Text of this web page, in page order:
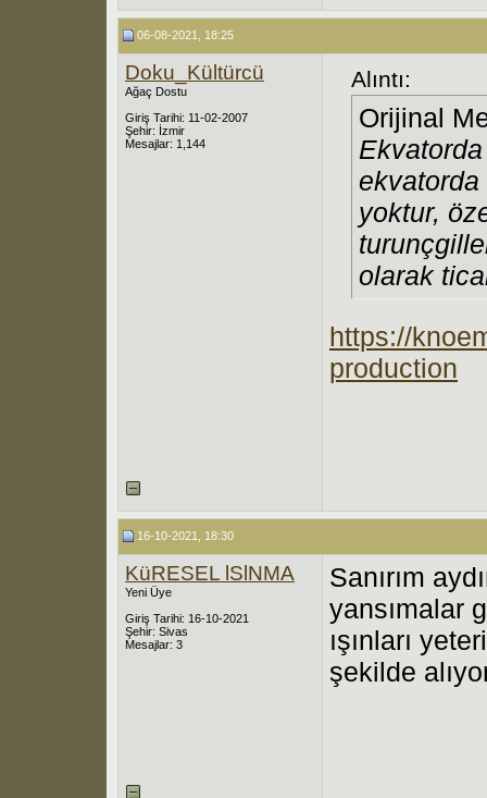
06-08-2021, 18:25
Doku_Kültürcü
Ağaç Dostu
Giriş Tarihi: 11-02-2007
Şehir: İzmir
Mesajlar: 1,144
Alıntı:
Orijinal
Ekvatorda
yoktur,
olarak
https://
production
16-10-2021, 18:30
KüRESEL lSlNMA
Yeni Üye
Giriş Tarihi: 16-10-2021
Şehir: Sivas
Mesajlar: 3
Sanırım
yansımalar
ışınları
şekilde